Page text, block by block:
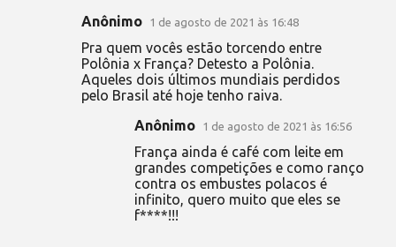
Anônimo 1 de agosto de 2021 às 16:48
Pra quem vocês estão torcendo entre
Polônia x França? Detesto a Polônia.
Aqueles dois últimos mundiais perdidos
pelo Brasil até hoje tenho raiva.
Anônimo 1 de agosto de 2021 às 16:56
França ainda é café com leite em
grandes competições e como ranço
contra os embustes polacos é
infinito, quero muito que eles se
f****!!!